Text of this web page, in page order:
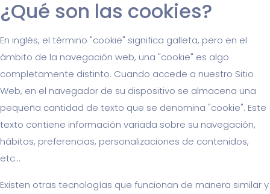
¿Qué son las cookies?
En inglés, el término "cookie" significa galleta, pero en el
ámbito de la navegación web, una "cookie" es algo
completamente distinto. Cuando accede a nuestro Sitio
Web, en el navegador de su dispositivo se almacena una
pequeña cantidad de texto que se denomina "cookie". Este
texto contiene información variada sobre su navegación,
hábitos, preferencias, personalizaciones de contenidos,
etc...
Existen otras tecnologías que funcionan de manera similar y